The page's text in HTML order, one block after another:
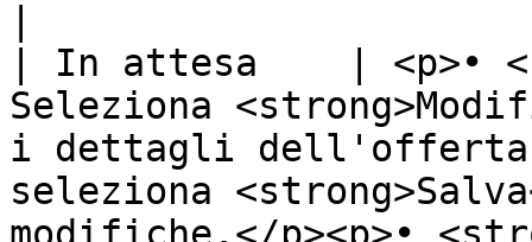
| In attesa    | <p>•
Seleziona
i dettagli dell'offerta
seleziona